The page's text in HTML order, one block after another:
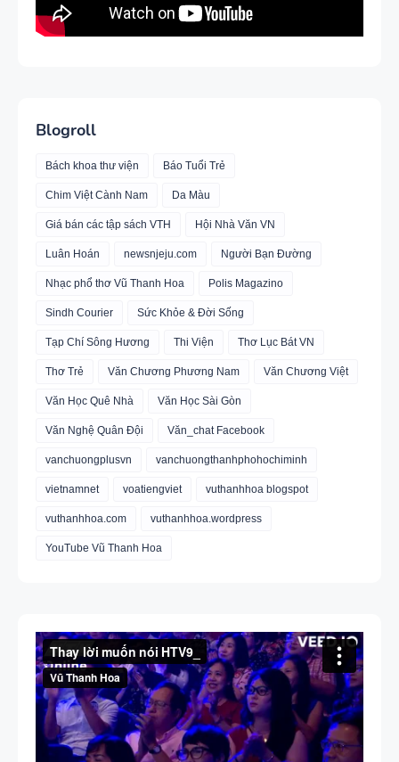
Blogroll
Bách khoa thư viện Báo Tuổi Trẻ
Chim Việt Cành Nam Da Màu
Giá bán các tập sách VTH Hội Nhà Văn VN
Luân Hoán newsnjeju.com Người Bạn Đường
Nhạc phổ thơ Vũ Thanh Hoa Polis Magazino
Sindh Courier Sức Khỏe & Đời Sống
Tạp Chí Sông Hương Thi Viện Thơ Lục Bát VN
Thơ Trẻ Văn Chương Phương Nam Văn Chương Việt
Văn Học Quê Nhà Văn Học Sài Gòn
Văn Nghệ Quân Đội Văn_chat Facebook
vanchuongplusvn vanchuongthanhphohochiminh
vietnamnet voatiengviet vuthanhhoa blogspot
vuthanhhoa.com vuthanhhoa.wordpress
YouTube Vũ Thanh Hoa